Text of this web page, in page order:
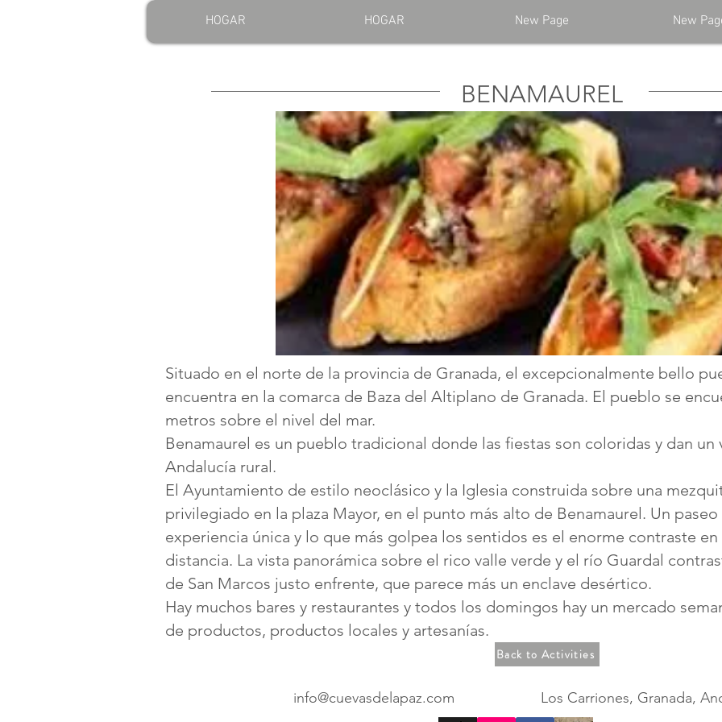
HOGAR HOGAR New Page New
BENAMAUREL
Situado en el norte de la provincia de Granada, el excepcionalmente bello
encuentra en la comarca de Baza del Altiplano de Granada. El pueblo se
metros sobre el nivel del mar.
Benamaurel es un pueblo tradicional donde las fiestas son coloridas y dan
Andalucía rural.
El Ayuntamiento de estilo neoclásico y la Iglesia construida sobre una
privilegiado en la plaza Mayor, en el punto más alto de Benamaurel. Un
experiencia única y lo que más golpea los sentidos es el enorme contraste
distancia. La vista panorámica sobre el rico valle verde y el río Guardal
de San Marcos justo enfrente, que parece más un enclave desértico.
Hay muchos bares y restaurantes y todos los domingos hay un mercado
de productos, productos locales y artesanías.
Back to Activities
info@cuevasdelapaz.com Los Carriones, Granada,